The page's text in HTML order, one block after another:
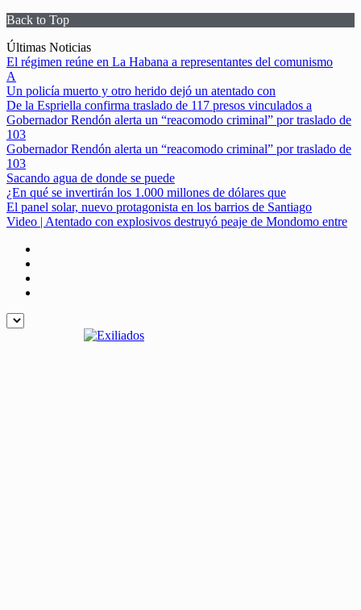
Back to Top
Skip
to
content
Últimas Noticias
El régimen reúne en La Habana a representantes del comunismo
A
Un policía muerto y otro herido dejó un atentado con
De la Espriella confirma traslado de 117 presos vinculados a
Gobernador Rendón alerta un “reacomodo criminal” por traslado de
103
Gobernador Rendón alerta un “reacomodo criminal” por traslado de
103
Sacando agua de donde se puede
¿En qué se invertirán los 1.000 millones de dólares que
El panel solar, nuevo protagonista en los barrios de Santiago
Video | Atentado con explosivos destruyó peaje de Mondomo entre